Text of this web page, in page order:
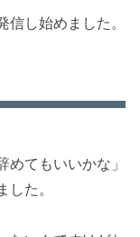
し始めました。
てもいいかな」
た。